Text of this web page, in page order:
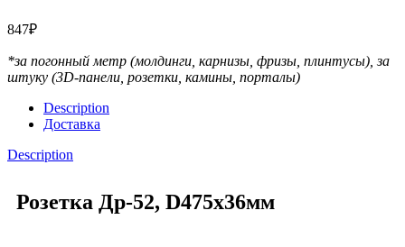
847₽
*за погонный метр (молдинги, карнизы, фризы, плинтусы), за
штуку (3D-панели, розетки, камины, порталы)
Description
Доставка
Description
Розетка Др-52, D475x36мм